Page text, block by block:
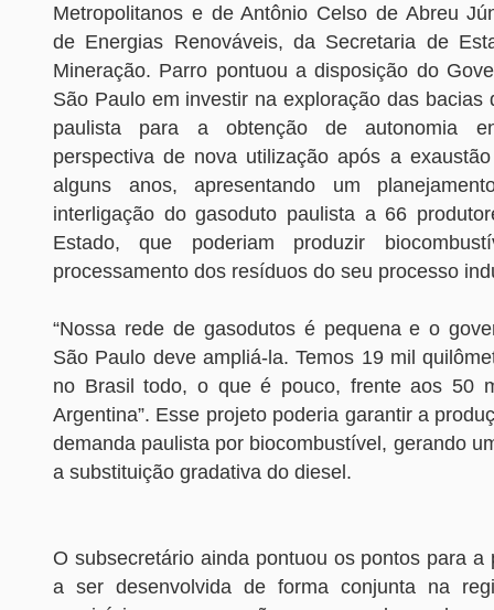
Metropolitanos e de Antônio Celso de Abreu
de Energias Renováveis, da Secretaria de
Mineração. Parro pontuou a disposição do
São Paulo em investir na exploração das bacias
paulista para a obtenção de autonomia
perspectiva de nova utilização após a
alguns anos, apresentando um
interligação do gasoduto paulista a 66
Estado, que poderiam produzir
processamento dos resíduos do seu processo
“Nossa rede de gasodutos é pequena e o
São Paulo deve ampliá-la. Temos 19 mil
no Brasil todo, o que é pouco, frente aos 50
Argentina”. Esse projeto poderia garantir a
demanda paulista por biocombustível, gerando
a substituição gradativa do diesel.
O subsecretário ainda pontuou os pontos para a
a ser desenvolvida de forma conjunta na